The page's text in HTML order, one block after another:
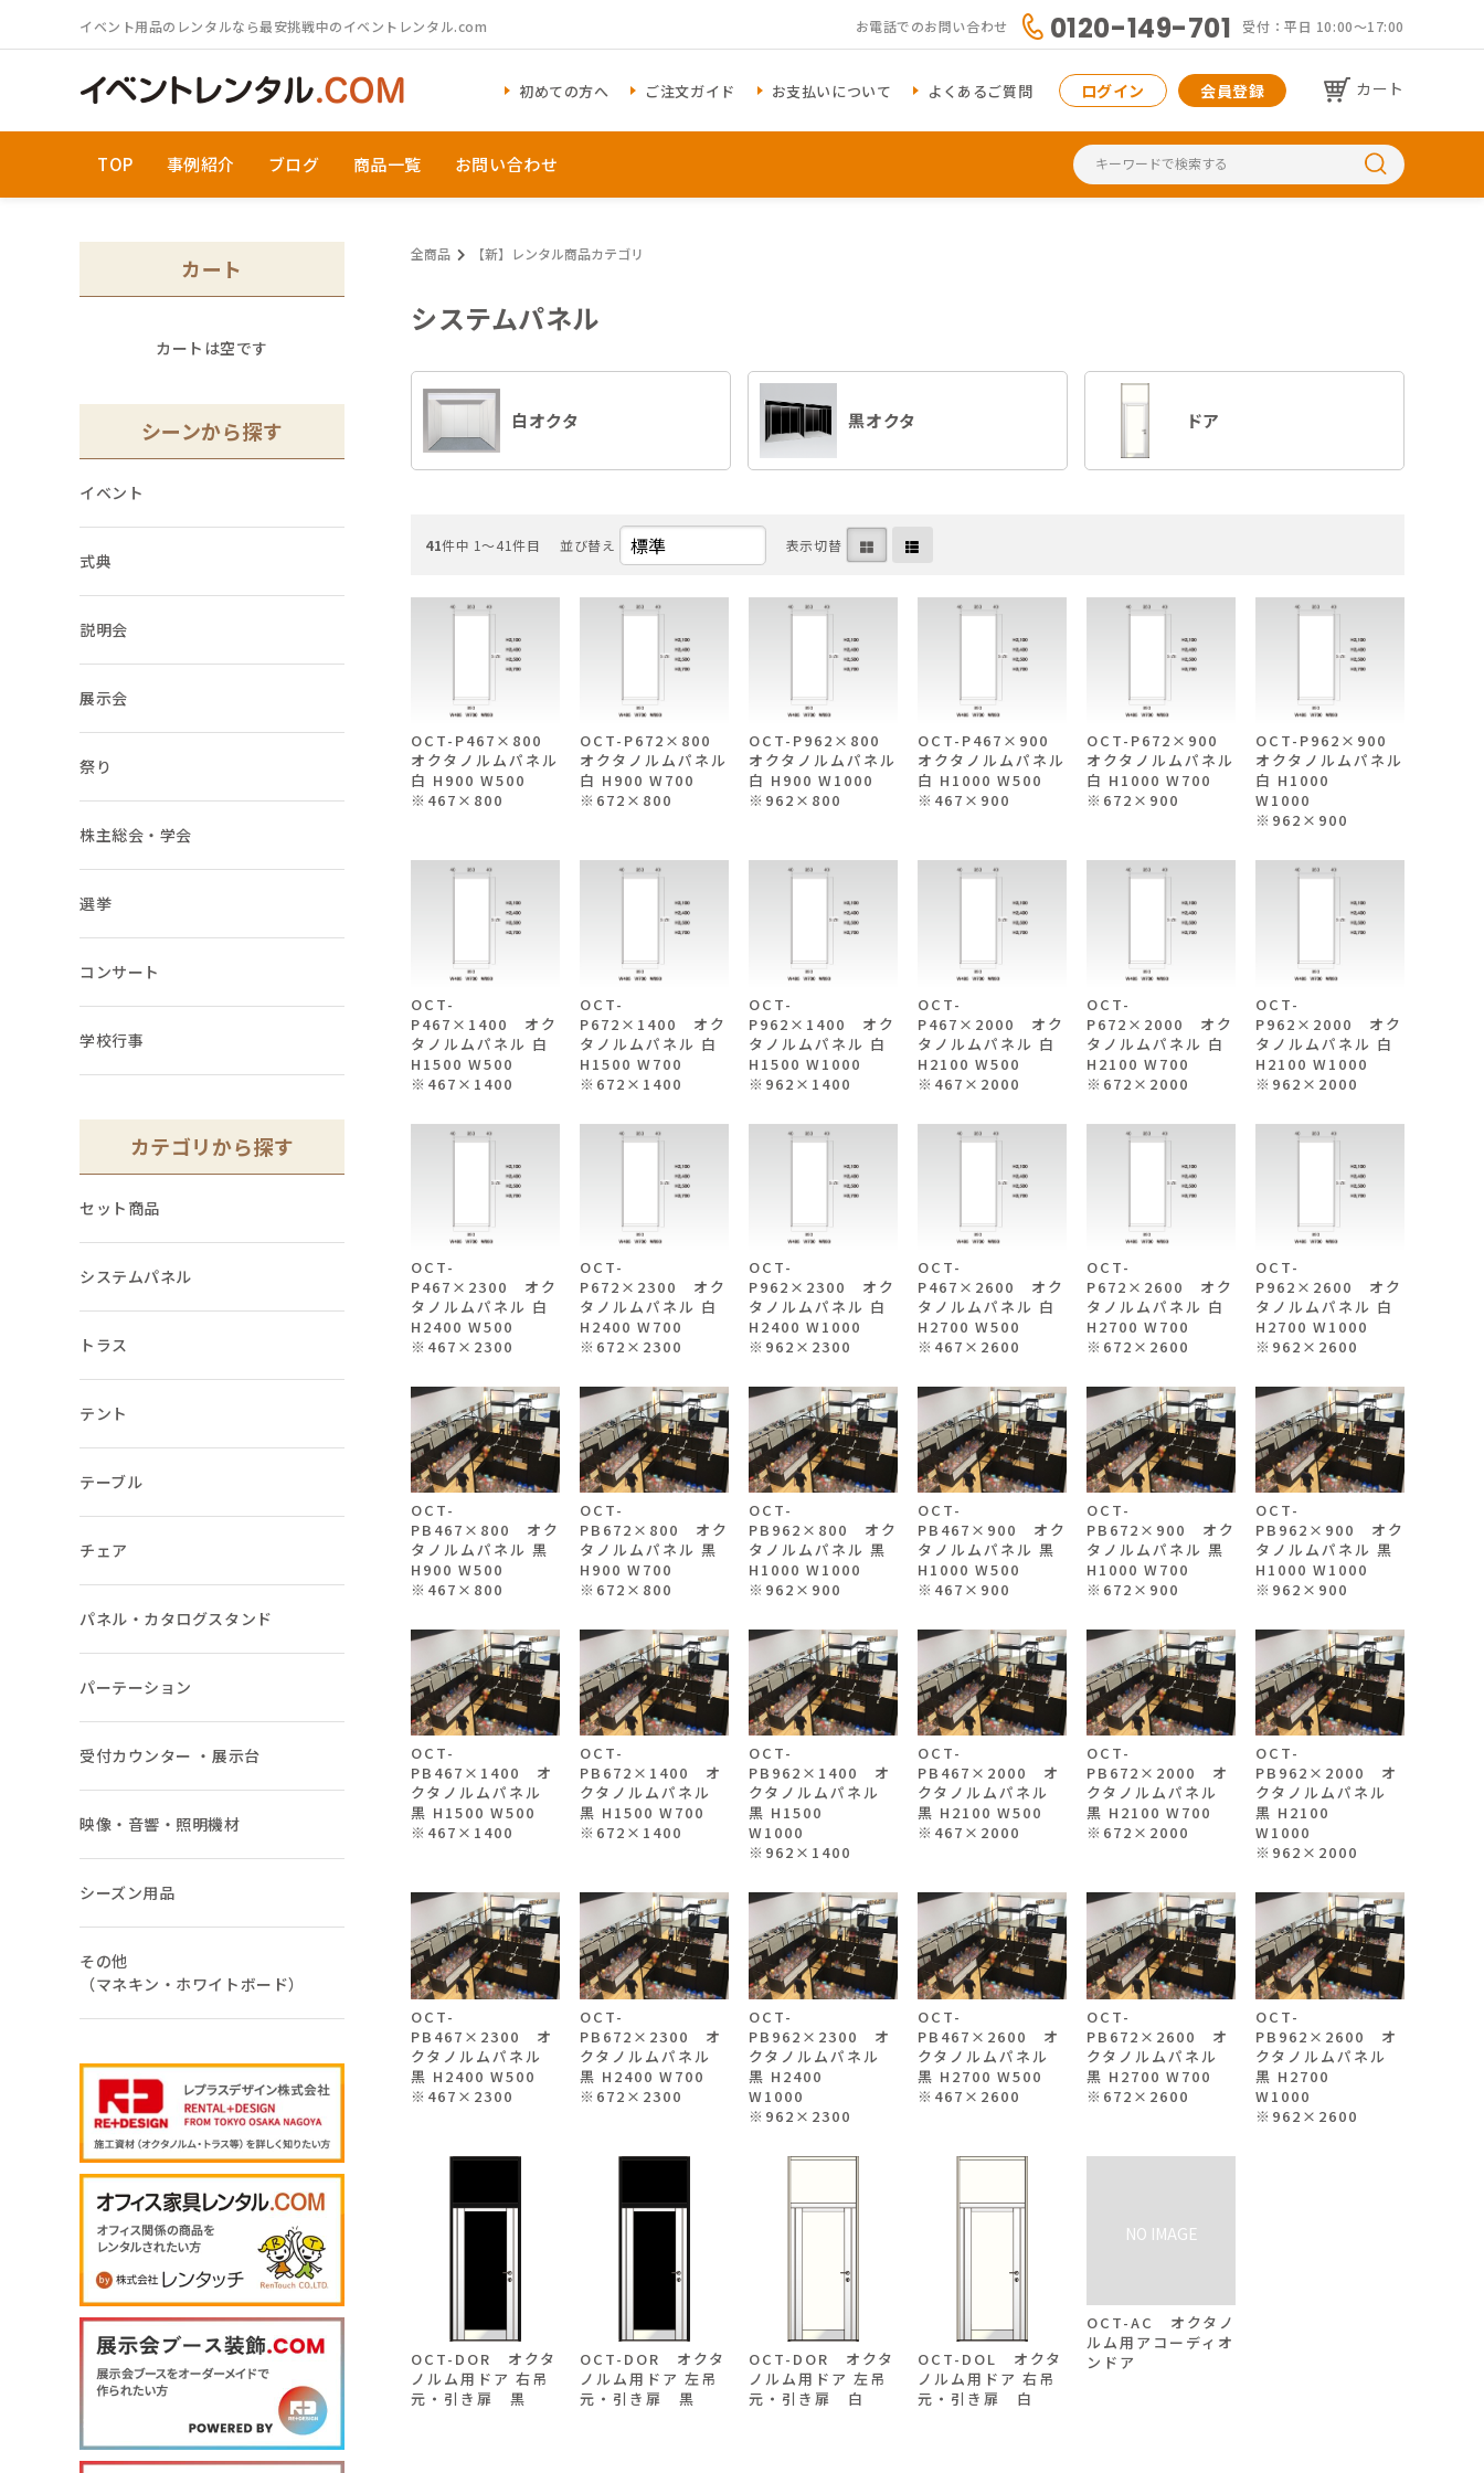
イベント用品のレンタルなら最安挑戦中のイベントレンタル.com お電話でのお問い合わせ 0120-149-701 受付：平日 10:00〜17:00
初めての方へ ご注文ガイド お支払いについて よくあるご質問 ログイン 会員登録 カート
TOP 事例紹介 ブログ 商品一覧 お問い合わせ
ログイン／会員登録
S
お支払いについて
全商品 【新】レンタル商品カテゴリ
システムパネル
白オクタ 黒オクタ ドア
41件中 1〜41件目 並び替え 表示切替
OCT-P467×800
オクタノルムパネル
白 H900 W500
※467×800
OCT-P672×800
オクタノルムパネル
白 H900 W700
※672×800
OCT-P962×800
オクタノルムパネル
白 H900 W1000
※962×800
OCT-P467×900
オクタノルムパネル
白 H1000 W500
※467×900
OCT-P672×900
オクタノルムパネル
白 H1000 W700
※672×900
OCT-P962×900
オクタノルムパネル
白 H1000
W1000
※962×900
OCT-
P467×1400 オク
タノルムパネル 白
H1500 W500
※467×1400
OCT-
P672×1400 オク
タノルムパネル 白
H1500 W700
※672×1400
OCT-
P962×1400 オク
タノルムパネル 白
H1500 W1000
※962×1400
OCT-
P467×2000 オク
タノルムパネル 白
H2100 W500
※467×2000
OCT-
P672×2000 オク
タノルムパネル 白
H2100 W700
※672×2000
OCT-
P962×2000 オク
タノルムパネル 白
H2100 W1000
※962×2000
OCT-
P467×2300 オク
タノルムパネル 白
H2400 W500
※467×2300
OCT-
P672×2300 オク
タノルムパネル 白
H2400 W700
※672×2300
OCT-
P962×2300 オク
タノルムパネル 白
H2400 W1000
※962×2300
OCT-
P467×2600 オク
タノルムパネル 白
H2700 W500
※467×2600
OCT-
P672×2600 オク
タノルムパネル 白
H2700 W700
※672×2600
OCT-
P962×2600 オク
タノルムパネル 白
H2700 W1000
※962×2600
OCT-
PB467×800 オク
タノルムパネル 黒
H900 W500
※467×800
OCT-
PB672×800 オク
タノルムパネル 黒
H900 W700
※672×800
OCT-
PB962×800 オク
タノルムパネル 黒
H1000 W1000
※962×900
OCT-
PB467×900 オク
タノルムパネル 黒
H1000 W500
※467×900
OCT-
PB672×900 オク
タノルムパネル 黒
H1000 W700
※672×900
OCT-
PB962×900 オク
タノルムパネル 黒
H1000 W1000
※962×900
OCT-
PB467×1400 オ
クタノルムパネル
黒 H1500 W500
※467×1400
OCT-
PB672×1400 オ
クタノルムパネル
黒 H1500 W700
※672×1400
OCT-
PB962×1400 オ
クタノルムパネル
黒 H1500
W1000
※962×1400
OCT-
PB467×2000 オ
クタノルムパネル
黒 H2100 W500
※467×2000
OCT-
PB672×2000 オ
クタノルムパネル
黒 H2100 W700
※672×2000
OCT-
PB962×2000 オ
クタノルムパネル
黒 H2100
W1000
※962×2000
OCT-
PB467×2300 オ
クタノルムパネル
黒 H2400 W500
※467×2300
OCT-
PB672×2300 オ
クタノルムパネル
黒 H2400 W700
※672×2300
OCT-
PB962×2300 オ
クタノルムパネル
黒 H2400
W1000
※962×2300
OCT-
PB467×2600 オ
クタノルムパネル
黒 H2700 W500
※467×2600
OCT-
PB672×2600 オ
クタノルムパネル
黒 H2700 W700
※672×2600
OCT-
PB962×2600 オ
クタノルムパネル
黒 H2700
W1000
※962×2600
OCT-DOR オクタ
ノルム用ドア 右吊
元・引き扉 黒
OCT-DOR オクタ
ノルム用ドア 左吊
元・引き扉 黒
OCT-DOR オクタ
ノルム用ドア 左吊
元・引き扉 白
OCT-DOL オクタ
ノルム用ドア 右吊
元・引き扉 白
OCT-AC オクタノ
ルム用アコーディオ
ンドア
カート
カートは空です
シーンから探す
イベント
式典
説明会
展示会
祭り
株主総会・学会
選挙
コンサート
学校行事
カテゴリから探す
セット商品
システムパネル
トラス
テント
テーブル
チェア
パネル・カタログスタンド
パーテーション
受付カウンター ・展示台
映像・音響・照明機材
シーズン用品
その他
（マネキン・ホワイトボード）